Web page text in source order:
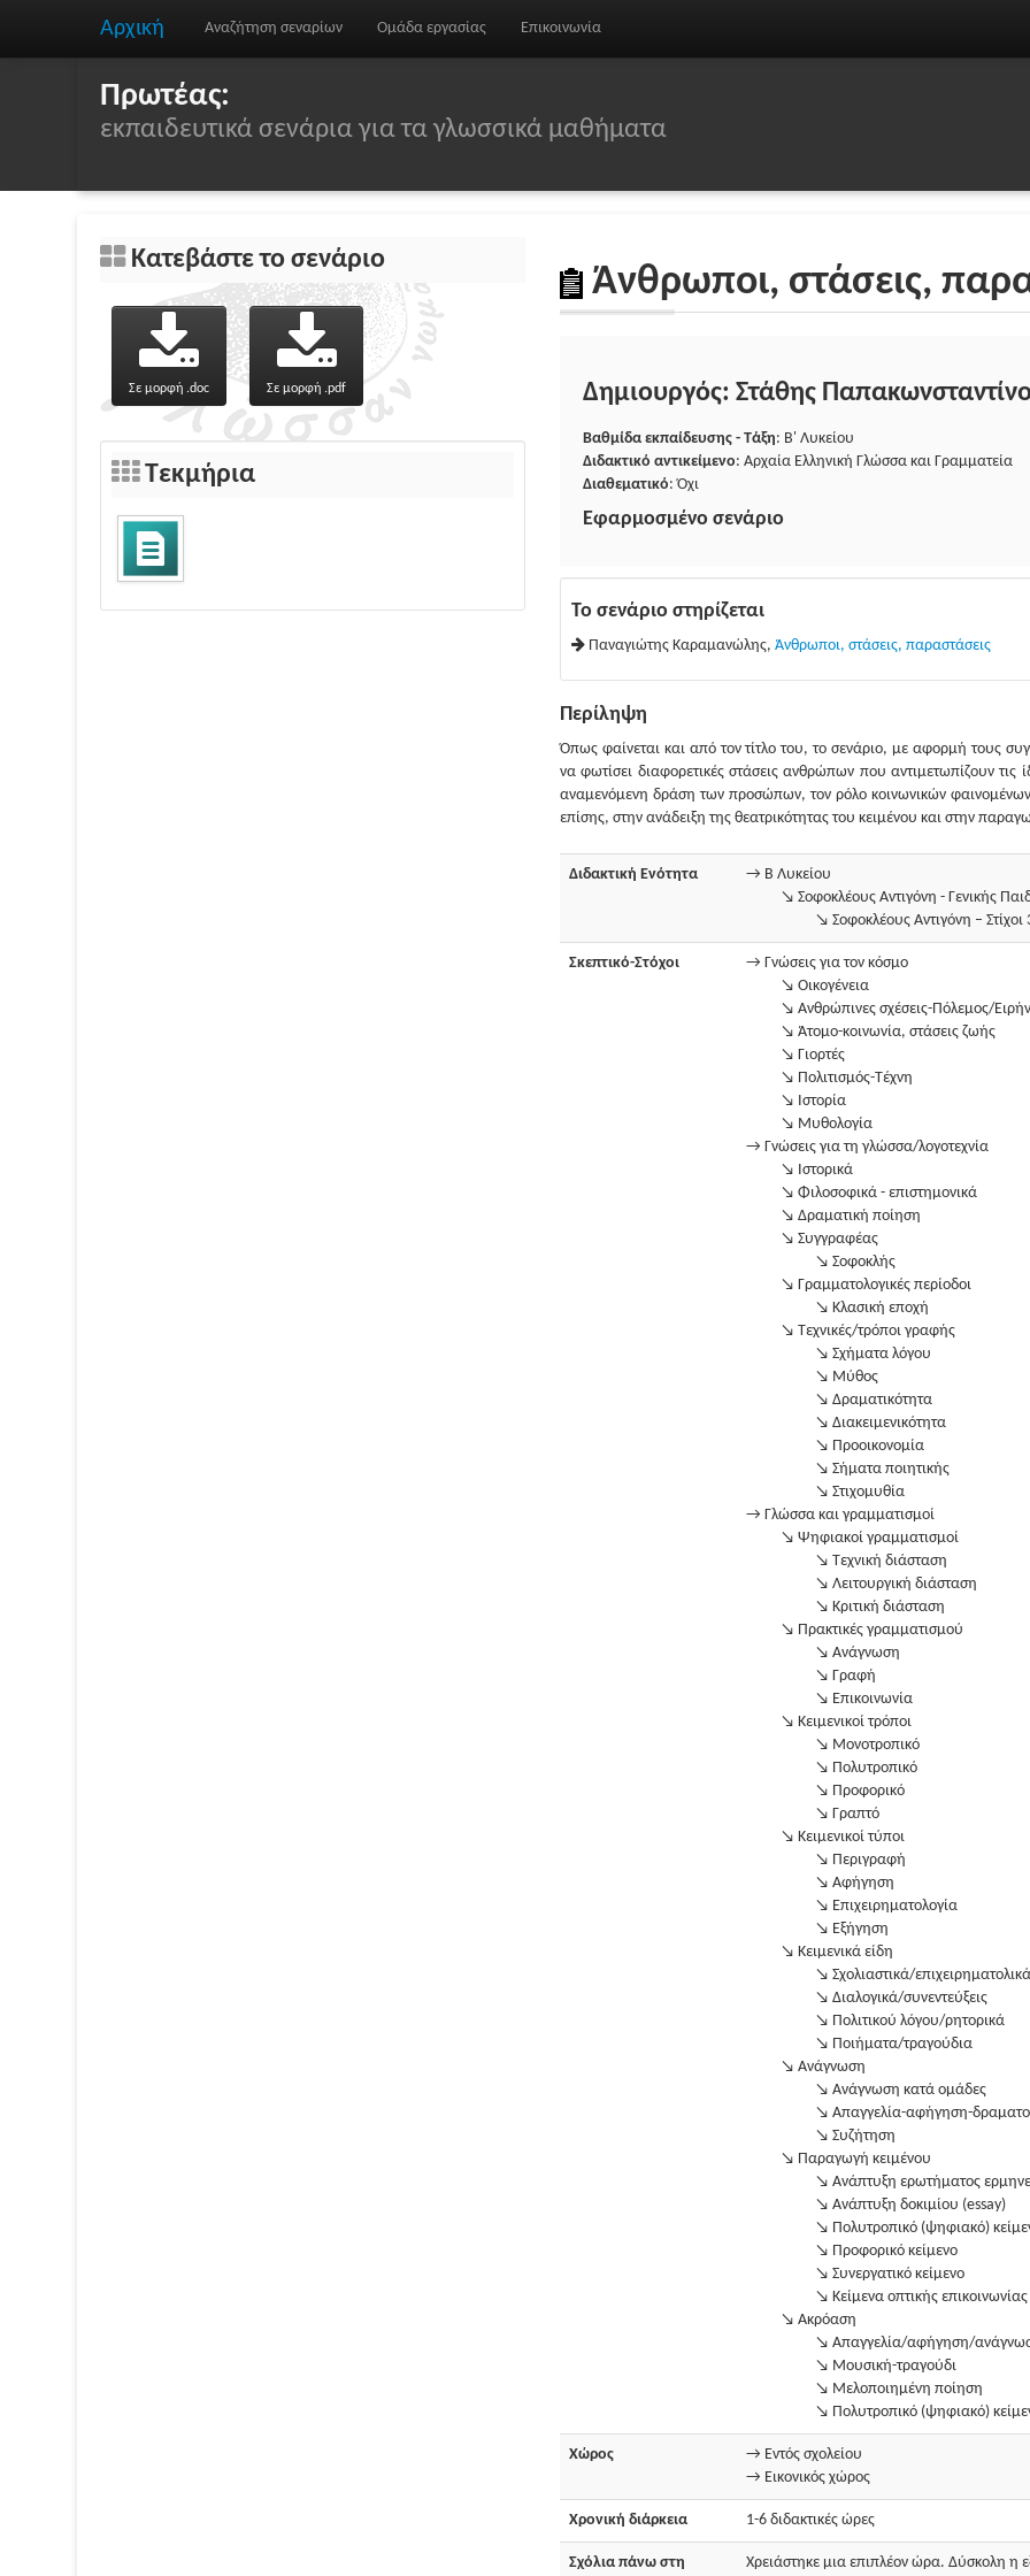
Αρχική Αναζήτηση σεναρίων Ομάδα εργασίας Επικοινωνία
Πρωτέας:
εκπαιδευτικά σενάρια για τα γλωσσικά μαθήματα
Κατεβάστε το σενάριο
Σε μορφή .doc Σε μορφή .pdf
Τεκμήρια
Άνθρωποι, στάσεις,
Δημιουργός: Στάθης
Βαθμίδα εκπαίδευσης - Τάξη: Β' Λυκείου
Διδακτικό αντικείμενο: Αρχαία Ελληνική Γλώσσα και Γραμματεία
Διαθεματικό: Όχι
Εφαρμοσμένο σενάριο
Το σενάριο στηρίζεται
Παναγιώτης Καραμανώλης, Άνθρωποι, στάσεις, παραστάσεις
Περίληψη
Όπως φαίνεται και από τον τίτλο του, το σενάριο, με αφορμή τους
να φωτίσει διαφορετικές στάσεις ανθρώπων που αντιμετωπίζουν τις
αναμενόμενη δράση των προσώπων, τον ρόλο κοινωνικών φαινομένων
επίσης, στην ανάδειξη της θεατρικότητας του κειμένου και στην
Διδακτική Ενότητα
→ Β Λυκείου
↘ Σοφοκλέους Αντιγόνη - Γενικής
↘ Σοφοκλέους Αντιγόνη –
Σκεπτικό-Στόχοι
→ Γνώσεις για τον κόσμο
↘ Οικογένεια
↘ Ανθρώπινες σχέσεις-Πόλεμος/
↘ Άτομο-κοινωνία, στάσεις ζωής
↘ Γιορτές
↘ Πολιτισμός-Τέχνη
↘ Ιστορία
↘ Μυθολογία
→ Γνώσεις για τη γλώσσα/λογοτεχνία
↘ Ιστορικά
↘ Φιλοσοφικά - επιστημονικά
↘ Δραματική ποίηση
↘ Συγγραφέας
↘ Σοφοκλής
↘ Γραμματολογικές περίοδοι
↘ Κλασική εποχή
↘ Τεχνικές/τρόποι γραφής
↘ Σχήματα λόγου
↘ Μύθος
↘ Δραματικότητα
↘ Διακειμενικότητα
↘ Προοικονομία
↘ Σήματα ποιητικής
↘ Στιχομυθία
→ Γλώσσα και γραμματισμοί
↘ Ψηφιακοί γραμματισμοί
↘ Τεχνική διάσταση
↘ Λειτουργική διάσταση
↘ Κριτική διάσταση
↘ Πρακτικές γραμματισμού
↘ Ανάγνωση
↘ Γραφή
↘ Επικοινωνία
↘ Κειμενικοί τρόποι
↘ Μονοτροπικό
↘ Πολυτροπικό
↘ Προφορικό
↘ Γραπτό
↘ Κειμενικοί τύποι
↘ Περιγραφή
↘ Αφήγηση
↘ Επιχειρηματολογία
↘ Εξήγηση
↘ Κειμενικά είδη
↘ Σχολιαστικά/
↘ Διαλογικά/συνεντεύξεις
↘ Πολιτικού λόγου/ρητορικά
↘ Ποιήματα/τραγούδια
↘ Ανάγνωση
↘ Ανάγνωση κατά ομάδες
↘ Απαγγελία-αφήγηση-
↘ Συζήτηση
↘ Παραγωγή κειμένου
↘ Ανάπτυξη ερωτήματος
↘ Ανάπτυξη δοκιμίου (essay)
↘ Πολυτροπικό (ψηφιακό)
↘ Προφορικό κείμενο
↘ Συνεργατικό κείμενο
↘ Κείμενα οπτικής
↘ Ακρόαση
↘ Απαγγελία/αφήγηση/
↘ Μουσική-τραγούδι
↘ Μελοποιημένη ποίηση
↘ Πολυτροπικό (ψηφιακό)
Χώρος
→ Εντός σχολείου
→ Εικονικός χώρος
Χρονική διάρκεια 1-6 διδακτικές ώρες
Σχόλια πάνω στη Χρειάστηκε μια επιπλέον ώρα. Δύσκολη η